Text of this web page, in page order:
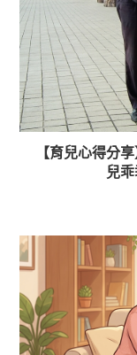
【育兒心得分
兒